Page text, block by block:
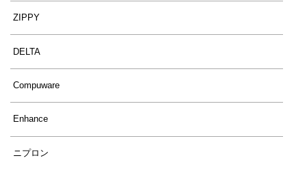
ZIPPY
DELTA
Compuware
Enhance
ニプロン